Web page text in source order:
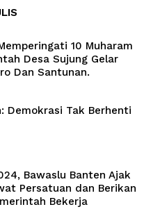
10 Muharam
Desa Sujung Gelar
Dan Santunan.
Demokrasi Tak Berhenti
Bawaslu Banten Ajak
Persatuan dan Berikan
Bekerja